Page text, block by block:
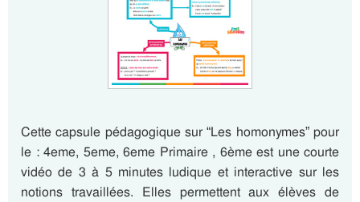
Cette capsule pédagogique sur “Les homonymes” pour
le : 4eme, 5eme, 6eme Primaire , 6ème est une courte
vidéo de 3 à 5 minutes ludique et interactive sur les
notions travaillées. Elles permettent aux élèves de